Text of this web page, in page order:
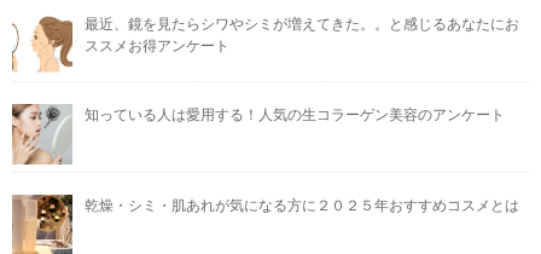
最近、鏡を見たらシワやシミが増えてきた。。と感じるあなたにお
ススメお得アンケート
知っている人は愛用する！人気の生コラーゲン美容のアンケート
乾燥・シミ・肌あれが気になる方に２０２５年おすすめコスメとは